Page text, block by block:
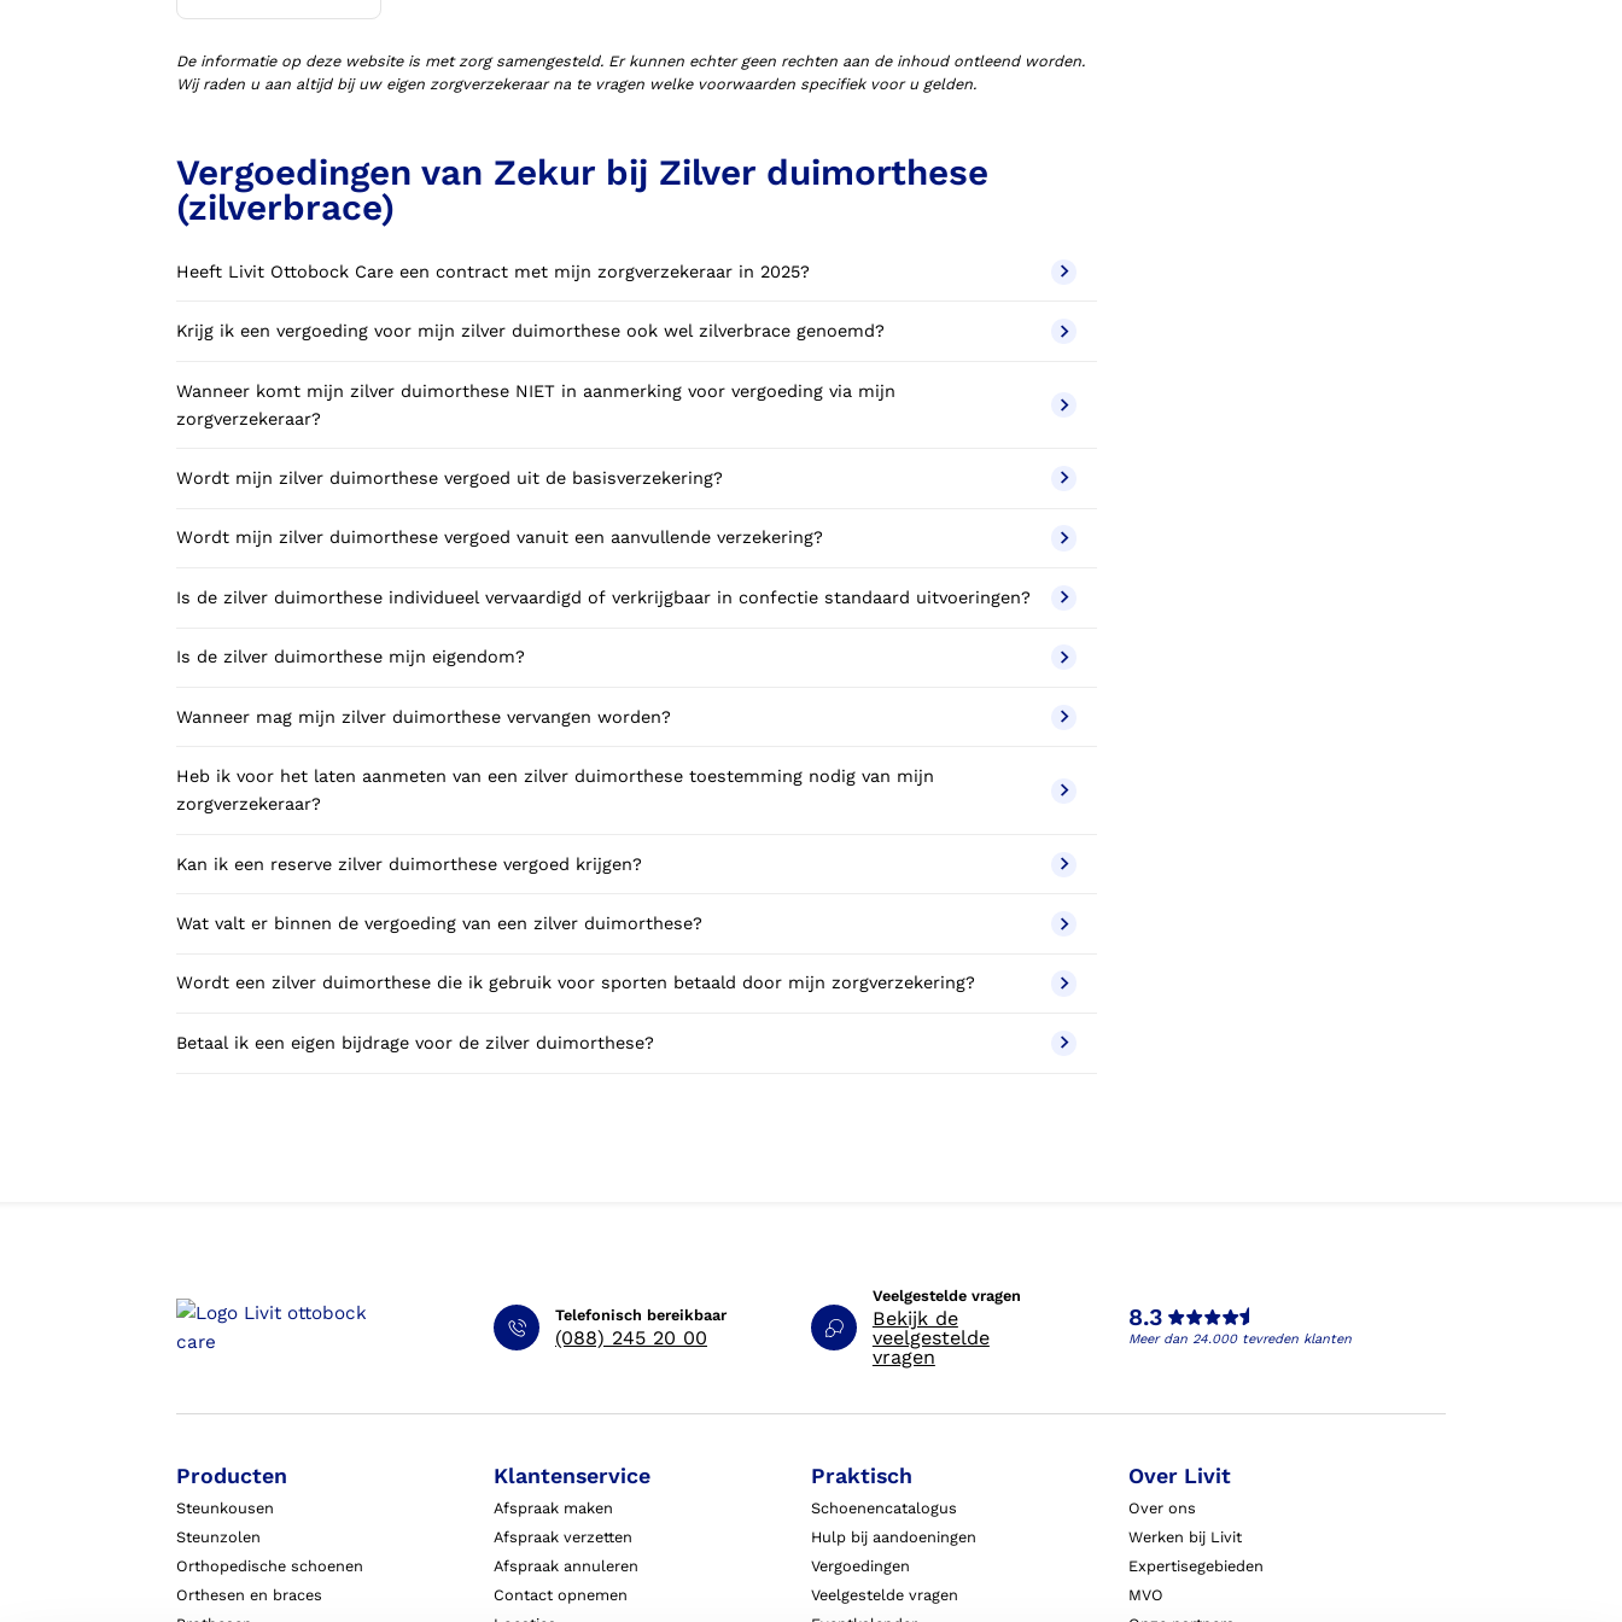
schoenen (VLOS)
De informatie op deze website is met zorg samengesteld. Er kunnen echter geen rechten aan de inhoud ontleend worden.
Wij raden u aan altijd bij uw eigen zorgverzekeraar na te vragen welke voorwaarden specifiek voor u gelden.
Vergoedingen van Zekur bij Zilver duimorthese
(zilverbrace)
Heeft Livit Ottobock Care een contract met mijn zorgverzekeraar in 2025?
Krijg ik een vergoeding voor mijn zilver duimorthese ook wel zilverbrace genoemd?
Wanneer komt mijn zilver duimorthese NIET in aanmerking voor vergoeding via mijn
zorgverzekeraar?
Wordt mijn zilver duimorthese vergoed uit de basisverzekering?
Wordt mijn zilver duimorthese vergoed vanuit een aanvullende verzekering?
Is de zilver duimorthese individueel vervaardigd of verkrijgbaar in confectie standaard uitvoeringen?
Is de zilver duimorthese mijn eigendom?
Wanneer mag mijn zilver duimorthese vervangen worden?
Heb ik voor het laten aanmeten van een zilver duimorthese toestemming nodig van mijn
zorgverzekeraar?
Kan ik een reserve zilver duimorthese vergoed krijgen?
Wat valt er binnen de vergoeding van een zilver duimorthese?
Wordt een zilver duimorthese die ik gebruik voor sporten betaald door mijn zorgverzekering?
Betaal ik een eigen bijdrage voor de zilver duimorthese?
Telefonisch bereikbaar
(088) 245 20 00
Veelgestelde vragen
Bekijk de
veelgestelde
vragen
8.3
Meer dan 24.000 tevreden klanten
Producten
Steunkousen
Steunzolen
Orthopedische schoenen
Orthesen en braces
Klantenservice
Afspraak maken
Afspraak verzetten
Afspraak annuleren
Contact opnemen
Praktisch
Schoenencatalogus
Hulp bij aandoeningen
Vergoedingen
Veelgestelde vragen
Over Livit
Over ons
Werken bij Livit
Expertisegebieden
MVO